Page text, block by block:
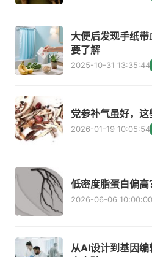
大便后发现手纸
要了解
2025-10-31 13:35:44
党参补气虽好，
2026-01-19 10:05:54
低密度脂蛋白偏
2026-06-06 10:00:00
从AI设计到基因